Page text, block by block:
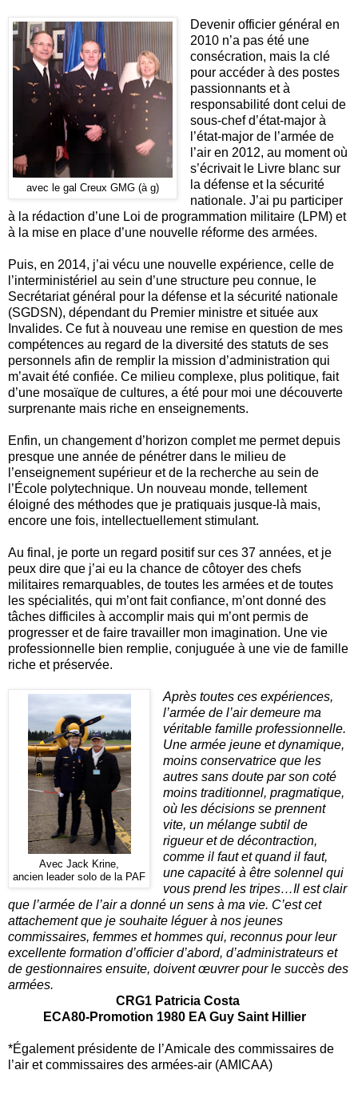
avec le gal Creux GMG (à g)
Devenir officier général en
2010 n’a pas été une
consécration, mais la clé
pour accéder à des postes
passionnants et à
responsabilité dont celui de
sous-chef d’état-major à
l’état-major de l’armée de
l’air en 2012, au moment où
s’écrivait le Livre blanc sur
la défense et la sécurité
nationale. J’ai pu participer
à la rédaction d’une Loi de programmation militaire (LPM) et
à la mise en place d’une nouvelle réforme des armées.
Puis, en 2014, j’ai vécu une nouvelle expérience, celle de
l’interministériel au sein d’une structure peu connue, le
Secrétariat général pour la défense et la sécurité nationale
(SGDSN), dépendant du Premier ministre et située aux
Invalides. Ce fut à nouveau une remise en question de mes
compétences au regard de la diversité des statuts de ses
personnels afin de remplir la mission d’administration qui
m’avait été confiée. Ce milieu complexe, plus politique, fait
d’une mosaïque de cultures, a été pour moi une découverte
surprenante mais riche en enseignements.
Enfin, un changement d’horizon complet me permet depuis
presque une année de pénétrer dans le milieu de
l’enseignement supérieur et de la recherche au sein de
l’École polytechnique. Un nouveau monde, tellement
éloigné des méthodes que je pratiquais jusque-là mais,
encore une fois, intellectuellement stimulant.
Au final, je porte un regard positif sur ces 37 années, et je
peux dire que j’ai eu la chance de côtoyer des chefs
militaires remarquables, de toutes les armées et de toutes
les spécialités, qui m’ont fait confiance, m’ont donné des
tâches difficiles à accomplir mais qui m’ont permis de
progresser et de faire travailler mon imagination. Une vie
professionnelle bien remplie, conjuguée à une vie de famille
riche et préservée.
Avec Jack Krine,
ancien leader solo de la PAF
Après toutes ces expériences,
l’armée de l’air demeure ma
véritable famille professionnelle.
Une armée jeune et dynamique,
moins conservatrice que les
autres sans doute par son coté
moins traditionnel, pragmatique,
où les décisions se prennent
vite, un mélange subtil de
rigueur et de décontraction,
comme il faut et quand il faut,
une capacité à être solennel qui
vous prend les tripes…Il est clair
que l’armée de l’air a donné un sens à ma vie. C’est cet
attachement que je souhaite léguer à nos jeunes
commissaires, femmes et hommes qui, reconnus pour leur
excellente formation d’officier d’abord, d’administrateurs et
de gestionnaires ensuite, doivent œuvrer pour le succès des
armées.
CRG1 Patricia Costa
ECA80-Promotion 1980 EA Guy Saint Hillier
*Également présidente de l’Amicale des commissaires de
l’air et commissaires des armées-air (AMICAA)